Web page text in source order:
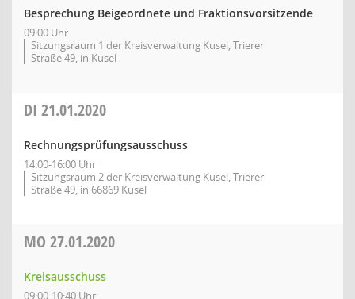
Besprechung Beigeordnete und Fraktionsvorsitzende
09:00 Uhr
Sitzungsraum 1 der Kreisverwaltung Kusel, Trierer
Straße 49, in Kusel
DI 21.01.2020
Rechnungsprüfungsausschuss
14:00-16:00 Uhr
Sitzungsraum 2 der Kreisverwaltung Kusel, Trierer
Straße 49, in 66869 Kusel
MO 27.01.2020
Kreisausschuss
09:00-10:40 Uhr